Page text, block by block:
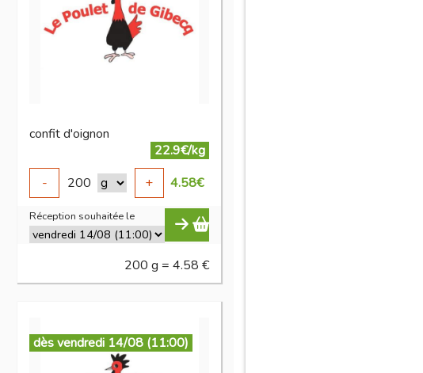
confit d'oignon
22.9€/kg
-
200 + 4.58€
Réception souhaitée le
200 g = 4.58 €
dès vendredi 14/08 (11:00)